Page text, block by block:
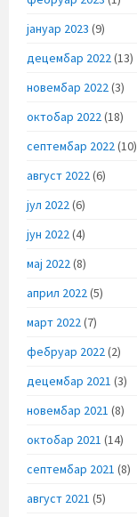
јануар 2023 (9)
децембар 2022(13)
новембар 2022(3)
октобар 2022(18)
септембар 2022(10)
август 2022(6)
јул 2022(6)
јун 2022(4)
мај 2022(8)
април 2022(5)
март 2022(7)
фебруар 2022(2)
децембар 2021 (3)
новембар 2021 (8)
октобар 2021 (14)
септембар 2021 (8)
август 2021 (5)